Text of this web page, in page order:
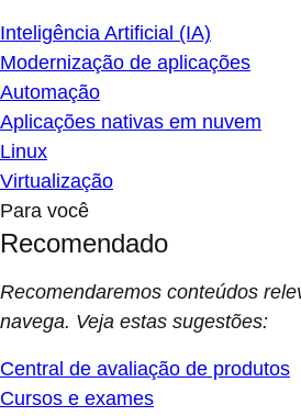
Inteligência Artificial (IA)
Modernização de aplicações
Automação
Aplicações nativas em nuvem
Linux
Virtualização
Para você
Recomendado
Recomendaremos conteúdos
navega. Veja estas sugestões:
Central de avaliação de produtos
Cursos e exames